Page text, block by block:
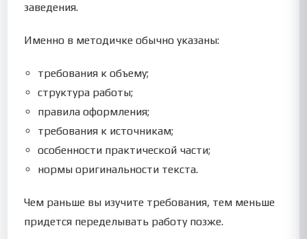
заведения.
Именно в методичке обычно указаны:
требования к объему;
структура работы;
правила оформления;
требования к источникам;
особенности практической части;
нормы оригинальности текста.
Чем раньше вы изучите требования, тем меньше
придется переделывать работу позже.